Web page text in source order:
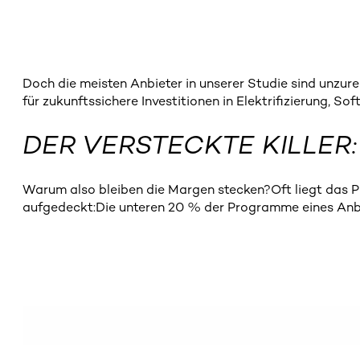
Doch die meisten Anbieter in unserer Studie sind
für zukunftssichere Investitionen in Elektrifizierung,
DER VERSTECKTE
Warum also bleiben die Margen stecken?Oft liegt das
aufgedeckt:Die unteren 20 % der Programme eines